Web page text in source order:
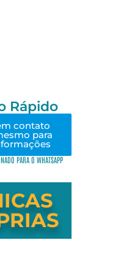
Rápido
contato
para
PARA O WHATSAPP